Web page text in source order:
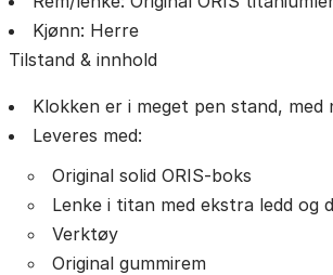
Kjønn: Herre
Tilstand & innhold
Klokken er i meget pen stand,
Leveres med:
Original solid ORIS-boks
Lenke i titan med ekstra ledd og
Verktøy
Original gummirem